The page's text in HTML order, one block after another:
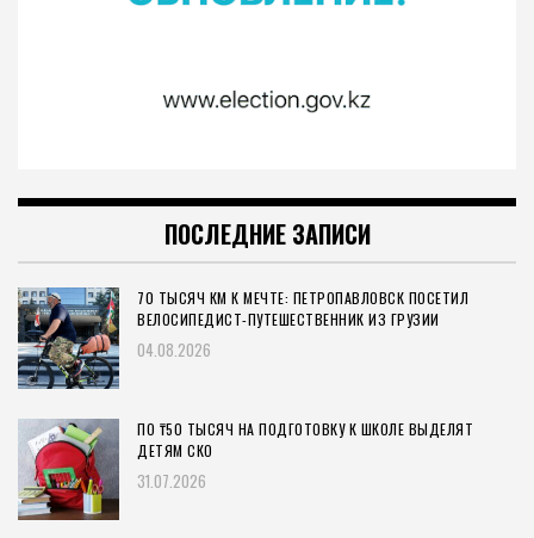
ПОСЛЕДНИЕ ЗАПИСИ
70 ТЫСЯЧ КМ К МЕЧТЕ: ПЕТРОПАВЛОВСК ПОСЕТИЛ
ВЕЛОСИПЕДИСТ-ПУТЕШЕСТВЕННИК ИЗ ГРУЗИИ
04.08.2026
ПО ₸50 ТЫСЯЧ НА ПОДГОТОВКУ К ШКОЛЕ ВЫДЕЛЯТ
ДЕТЯМ СКО
31.07.2026